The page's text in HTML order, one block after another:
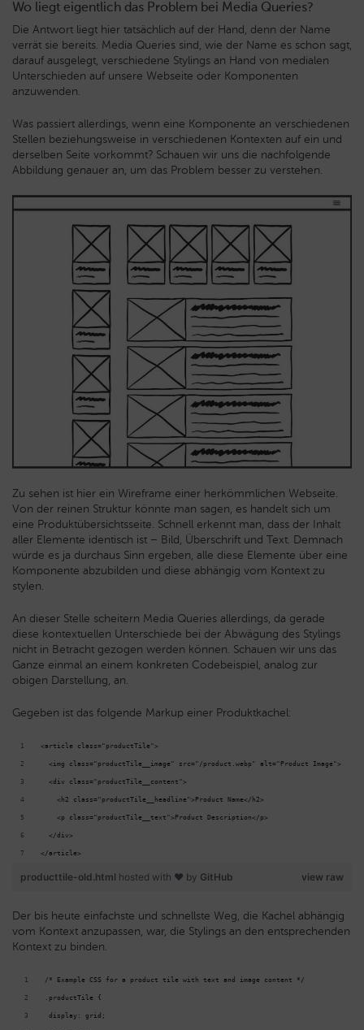
Wo liegt eigentlich das Problem bei Media Queries?
Die Antwort liegt hier tatsächlich auf der Hand, denn der Name
verrät sie bereits. Media Queries sind, wie der Name es schon sagt,
darauf ausgelegt, verschiedene Stylings an Hand von medialen
Unterschieden auf unsere Webseite oder Komponenten
anzuwenden.
Was passiert allerdings, wenn eine Komponente an verschiedenen
Stellen beziehungsweise in verschiedenen Kontexten auf ein und
derselben Seite vorkommt? Schauen wir uns die nachfolgende
Abbildung genauer an, um das Problem besser zu verstehen.
Zu sehen ist hier ein Wireframe einer herkömmlichen Webseite.
Von der reinen Struktur könnte man sagen, es handelt sich um
eine Produktübersichtsseite. Schnell erkennt man, dass der Inhalt
aller Elemente identisch ist – Bild, Überschrift und Text. Demnach
würde es ja durchaus Sinn ergeben, alle diese Elemente über eine
Komponente abzubilden und diese abhängig vom Kontext zu
stylen.
An dieser Stelle scheitern Media Queries allerdings, da gerade
diese kontextuellen Unterschiede bei der Abwägung des Stylings
nicht in Betracht gezogen werden können. Schauen wir uns das
Ganze einmal an einem konkreten Codebeispiel, analog zur
obigen Darstellung, an.
Gegeben ist das folgende Markup einer Produktkachel:
<article class="productTile">
  <img class="productTile__image" src="/product.webp" alt="Product Image">
  <div class="productTile__content">
    <h2 class="productTile__headline">Product Name</h2>
    <p class="productTile__text">Product Description</p>
  </div>
</article>
view raw
producttile-old.html hosted with ❤ by GitHub
Der bis heute einfachste und schnellste Weg, die Kachel abhängig
vom Kontext anzupassen, war, die Stylings an den entsprechenden
Kontext zu binden.
/* Example CSS for a product tile with text and image content */
.productTile {
display: grid;